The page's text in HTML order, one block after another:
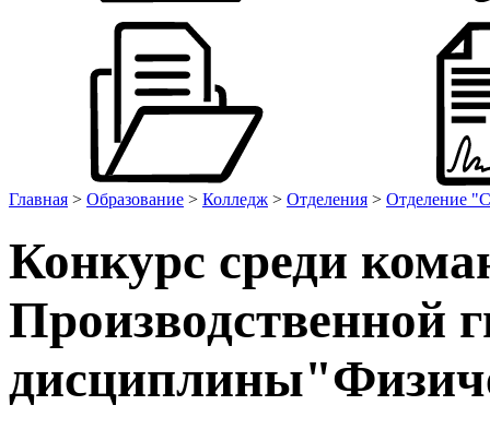
Главная > Образование > Колледж > Отделения > Отделение
Конкурс среди
Производственной